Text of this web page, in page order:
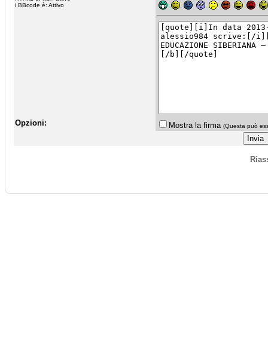
i BBcode è: Attivo
Opzioni: Mostra la firma (Questa può